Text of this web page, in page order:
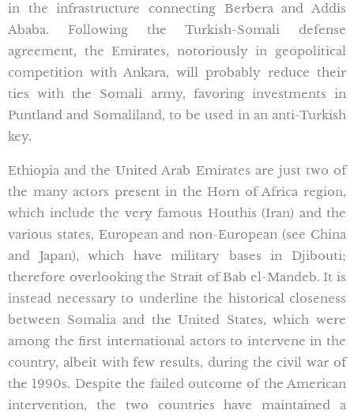
in the infrastructure connecting Berbera and Addis
Ababa. Following the Turkish-Somali defense
agreement, the Emirates, notoriously in geopolitical
competition with Ankara, will probably reduce their
ties with the Somali army, favoring investments in
Puntland and Somaliland, to be used in an anti-Turkish
key.
Ethiopia and the United Arab Emirates are just two of
the many actors present in the Horn of Africa region,
which include the very famous Houthis (Iran) and the
various states, European and non-European (see China
and Japan), which have military bases in Djibouti;
therefore overlooking the Strait of Bab el-Mandeb. It is
instead necessary to underline the historical closeness
between Somalia and the United States, which were
among the first international actors to intervene in the
country, albeit with few results, during the civil war of
the 1990s. Despite the failed outcome of the American
intervention, the two countries have maintained a